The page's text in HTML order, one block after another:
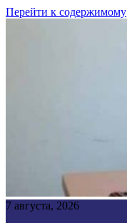
Перейти к содержимому
7 августа, 2026